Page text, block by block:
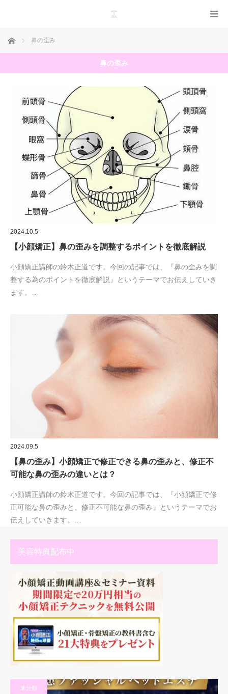
ホーム 鼻の歪み
鼻の歪み
2024.10.5
【小顔矯正】鼻の歪みを調整するポイントを徹底解説
小顔矯正講師の鈴木正道です。今回の記事では、『鼻の歪みを調
整する為のポイントを徹底解説』というテーマでお伝えしていき
ます。…
2024.09.5
【鼻の歪み】小顔矯正で修正できる鼻の歪みと、修正不
可能な鼻の歪みの違いとは？
小顔矯正講師の鈴木正道です。今回の記事では、『小顔矯正で修
正可能な鼻の歪みと、修正不可能な鼻の歪み』というテーマでお
伝えしていきます。…
美容特典配布中
未分類